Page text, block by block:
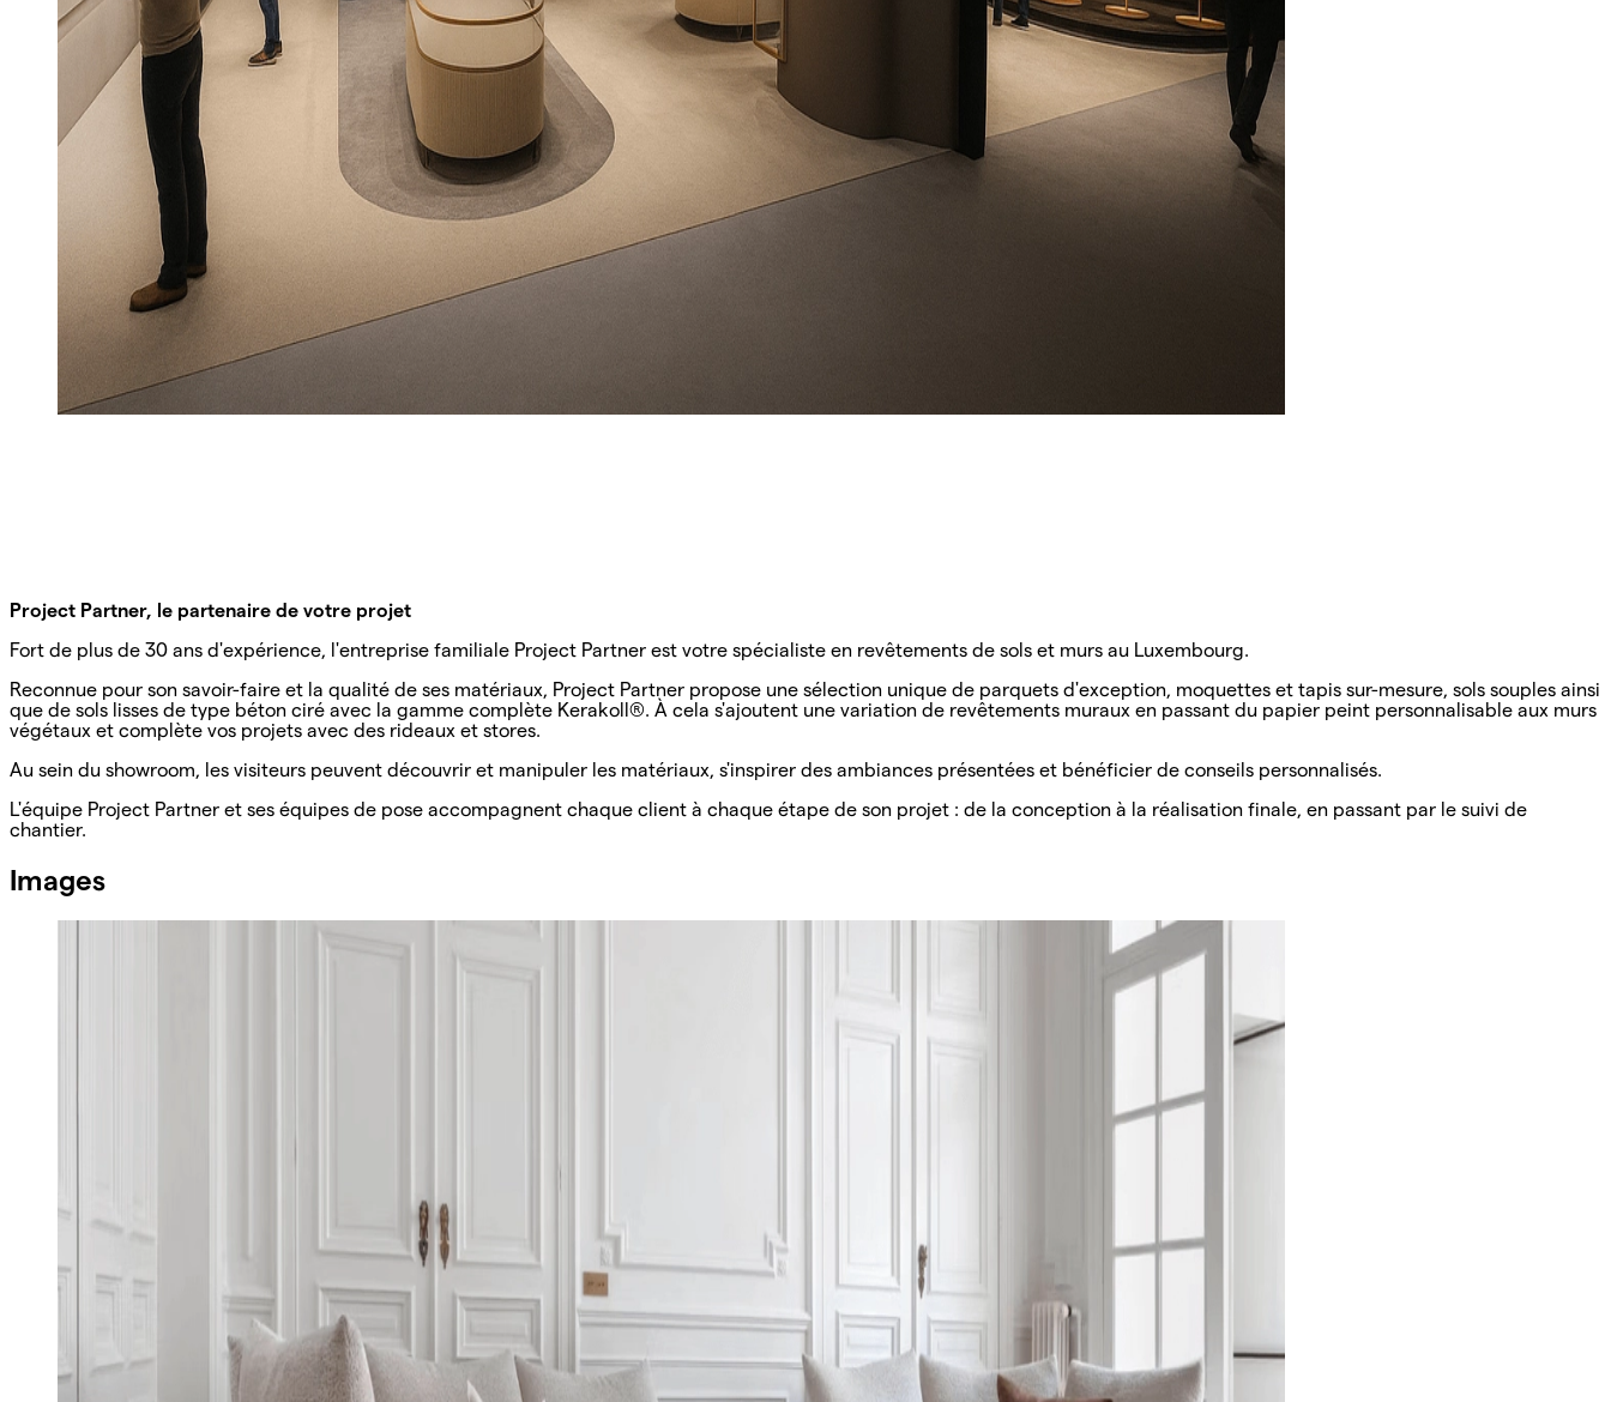
Project Partner, le partenaire de votre projet
Fort de plus de 30 ans d'expérience, l'entreprise familiale Project Partner est votre spécialiste en revêtements de sols et murs au Luxembourg.
Reconnue pour son savoir-faire et la qualité de ses matériaux, Project Partner propose une sélection unique de parquets d'exception, moquettes et tapis sur-mesure, sols souples ainsi
que de sols lisses de type béton ciré avec la gamme complète Kerakoll®. À cela s'ajoutent une variation de revêtements muraux en passant du papier peint personnalisable aux murs
végétaux et complète vos projets avec des rideaux et stores.
Au sein du showroom, les visiteurs peuvent découvrir et manipuler les matériaux, s'inspirer des ambiances présentées et bénéficier de conseils personnalisés.
L'équipe Project Partner et ses équipes de pose accompagnent chaque client à chaque étape de son projet : de la conception à la réalisation finale, en passant par le suivi de
chantier.
Images